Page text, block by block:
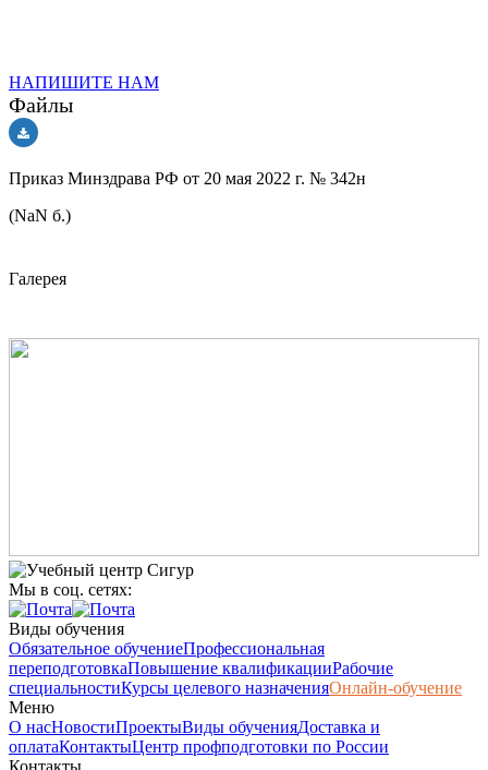
НАПИШИТЕ НАМ
Файлы
Приказ Минздрава РФ от 20 мая 2022 г. № 342н
(NaN б.)
Галерея
Мы в соц. сетях:
Виды обучения
Обязательное обучениеПрофессиональная
переподготовкаПовышение квалификацииРабочие
специальностиКурсы целевого назначенияОнлайн-обучение
Меню
О насНовостиПроектыВиды обученияДоставка и
оплатаКонтактыЦентр профподготовки по России
Контакты